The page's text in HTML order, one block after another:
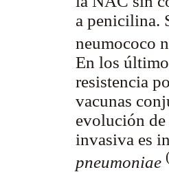
a penicilina.
neumococo
En los
resistencia
vacunas
evolución de
invasiva es
pneumoniae